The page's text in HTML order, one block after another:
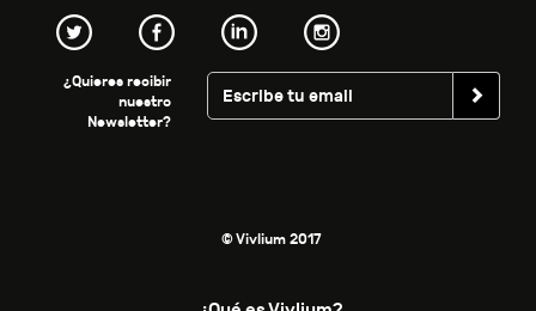
¿Quieres recibir
nuestro
Newsletter?
© Vivlium 2017